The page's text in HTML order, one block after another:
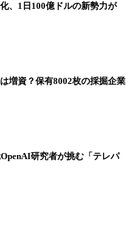
、1日100億ドルの新勢力が
増資？保有8002枚の採掘企業
研究者が挑む「テレパ